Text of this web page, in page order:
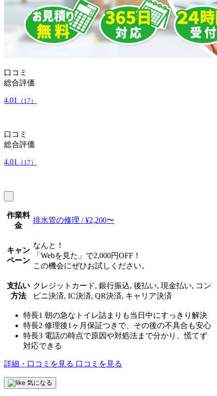
口コミ
総合評価
4.01 （17）
口コミ
総合評価
4.01 （17）
作業料
金
排水管の修理 / ¥2,200〜
キャン
ペーン
なんと！
「Webを見た」で2,000円OFF！
この機会にぜひお試しください。
支払い
方法
クレジットカード, 銀行振込, 後払い, 現金払い, コン
ビニ決済, IC決済, QR決済, キャリア決済
特長1 朝の急なトイレ詰まりも当日中にすっきり解決
特長2 修理後1ヶ月保証つきで、その後の不具合も安心
特長3 電話の時点で原因や対処法まで分かり、慌てず
対応できる
詳細・口コミを見る 口コミを見る
気になる